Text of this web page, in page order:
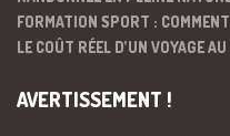
FORMATION SPORT :
LE COÛT RÉEL D’UN VOYAGE
AVERTISSEMENT !